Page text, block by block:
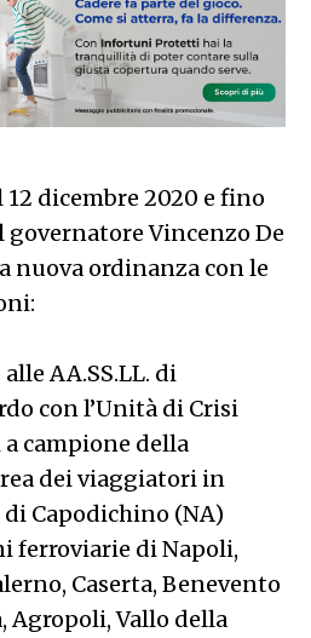
dicembre 2020 e fino
governatore Vincenzo De
nuova ordinanza con le
AA.SS.LL. di
con l’Unità di Crisi
campione della
dei viaggiatori in
Capodichino (NA)
ferroviarie di Napoli,
Caserta, Benevento
Agropoli, Vallo della